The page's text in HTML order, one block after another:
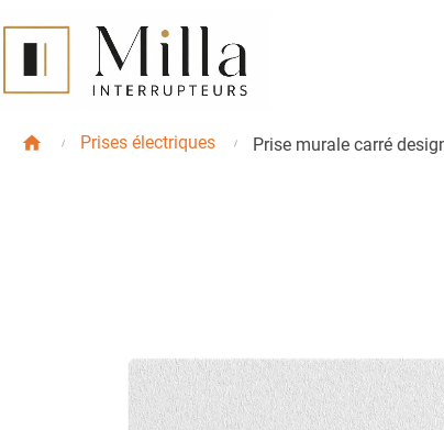
Prises électriques Prise murale carré